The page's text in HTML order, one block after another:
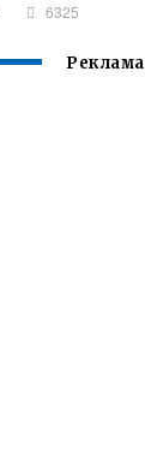
6325
Реклама